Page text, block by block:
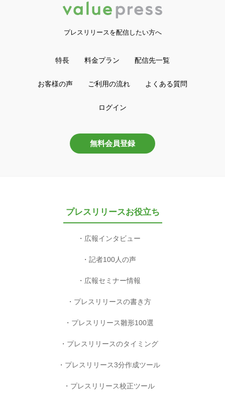
プレスリリースを配信したい方へ
特長 料金プラン 配信先一覧
お客様の声 ご利用の流れ よくある質問
ログイン
無料会員登録
プレスリリースお役立ち
広報インタビュー
記者100人の声
広報セミナー情報
プレスリリースの書き方
プレスリリース雛形100選
プレスリリースのタイミング
プレスリリース3分作成ツール
プレスリリース校正ツール